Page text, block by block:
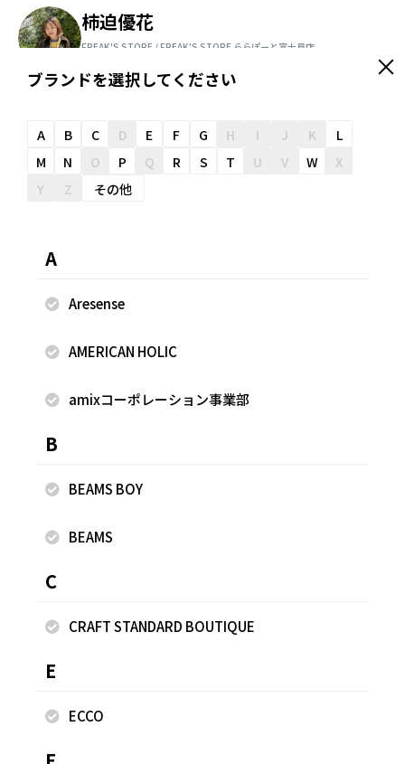
柿迫優花
FREAK'S STORE / FREAK'S STORE ららぽーと富士見店
友だち追加
_________________________ くすんだピンクなの
ルト付きなのでウエストも調節ができ、すっきりとした印象
や角度により実物と色味が異なる場合がございます。 ※安全
を運営するデイトナ・インターナショナルのLINE公式アカウ
信予定！ ↓ https://lin.ee/Zlnmv03 是非お友達追加お願い
着用商品
ブランドを選択してください
A B C D E F G H I J K
L
M
N O P Q R S T U V W
X
Y
Z その他
A
Aresense
AMERICAN HOLIC
amixコーポレーション事業部
B
BEAMS BOY
BEAMS
C
CRAFT STANDARD BOUTIQUE
E
ECCO